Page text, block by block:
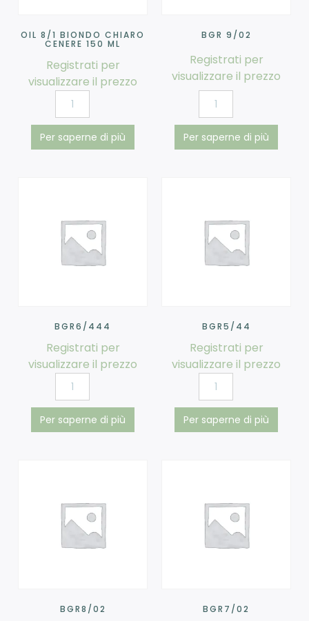
OIL 8/1 BIONDO CHIARO
CENERE 150 ML
Registrati per
visualizzare il prezzo
Per saperne di più
BGR 9/02
Registrati per
visualizzare il prezzo
Per saperne di più
BGR6/444
Registrati per
visualizzare il prezzo
Per saperne di più
BGR5/44
Registrati per
visualizzare il prezzo
Per saperne di più
BGR8/02 BGR7/02